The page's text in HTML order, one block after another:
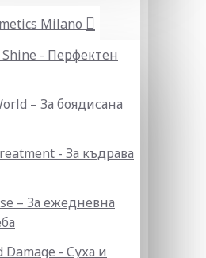
Milano
- Перфектен
– За боядисана
- За къдрава
– За ежедневна
Damage - Суха и